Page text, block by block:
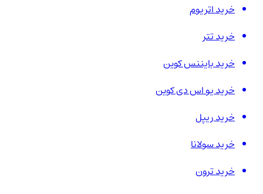
خرید اتریوم
خرید تتر
خرید بایننس کوین
خرید یو اس دی کوین
خرید ریپل
خرید سولانا
خرید ترون